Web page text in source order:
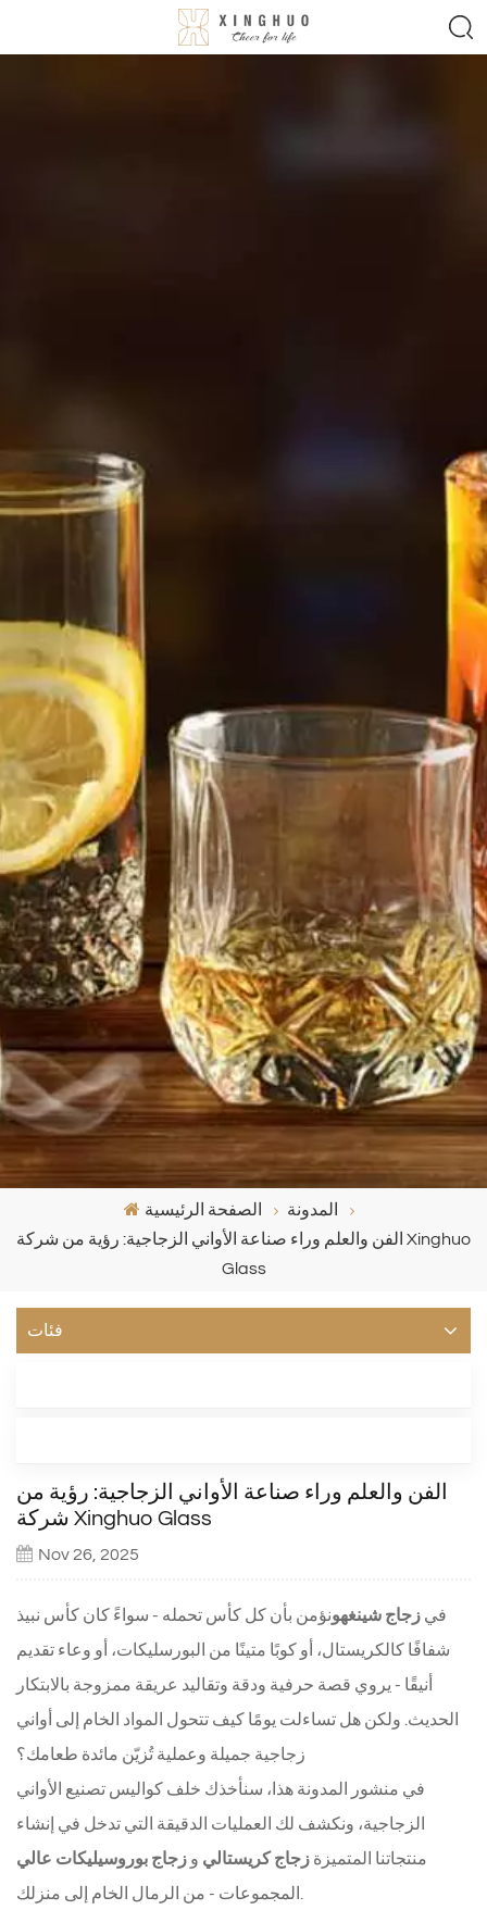
الصفحة الرئيسية
المدونة
الفن والعلم وراء صناعة الأواني الزجاجية: رؤية من شركة Xinghuo
Glass
فئات
الفن والعلم وراء صناعة الأواني الزجاجية: رؤية من
شركة Xinghuo Glass
Nov 26, 2025
في زجاج شينغهونؤمن بأن كل كأس تحمله - سواءً كان كأس نبيذ
شفافًا كالكريستال، أو كوبًا متينًا من البورسليكات، أو وعاء تقديم
أنيقًا - يروي قصة حرفية ودقة وتقاليد عريقة ممزوجة بالابتكار
الحديث. ولكن هل تساءلت يومًا كيف تتحول المواد الخام إلى أواني
زجاجية جميلة وعملية تُزيّن مائدة طعامك؟
في منشور المدونة هذا، سنأخذك خلف كواليس تصنيع الأواني
الزجاجية، ونكشف لك العمليات الدقيقة التي تدخل في إنشاء
منتجاتنا المتميزة زجاج كريستالي و زجاج بوروسيليكات عالي